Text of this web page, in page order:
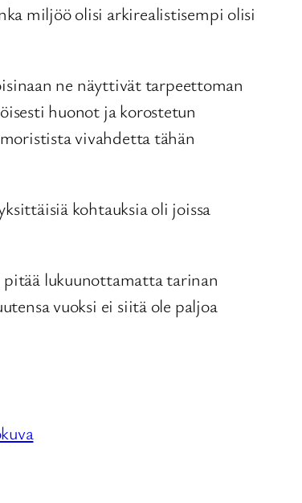
miljöö olisi arkirealistisempi olisi
ne näyttivät tarpeettoman
huonot ja korostetun
vivahdetta tähän
kohtauksia oli joissa
lukuunottamatta tarinan
vuoksi ei siitä ole paljoa